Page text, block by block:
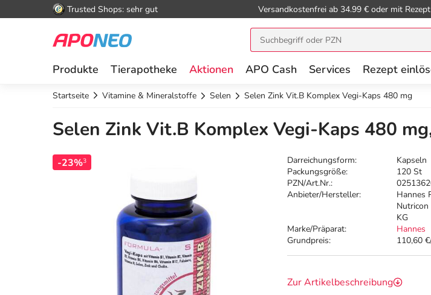
Trusted Shops: sehr gut Versandkostenfrei ab 34.99 € oder mit Rezept
Produkte Tierapotheke Aktionen APO Cash Services Rezept
Startseite Vitamine & Mineralstoffe Selen Selen Zink Vit.B Komplex Vegi-Kaps 480 mg
Selen Zink Vit.B Komplex Vegi-Kaps 480
-23%3 Darreichungsform:
Kapseln
Packungsgröße:
120 St
PZN/Art.Nr.:
Anbieter/Hersteller:
Hannes
KG
Marke/Präparat:
Hannes
Grundpreis:
110,60
Zur Artikelbeschreibung